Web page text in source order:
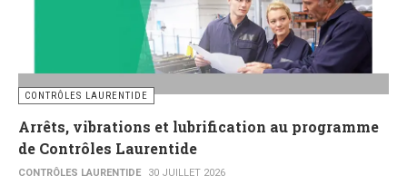
CONTRÔLES LAURENTIDE
Arrêts, vibrations et lubrification au programme
de Contrôles Laurentide
CONTRÔLES LAURENTIDE 30 JUILLET 2026